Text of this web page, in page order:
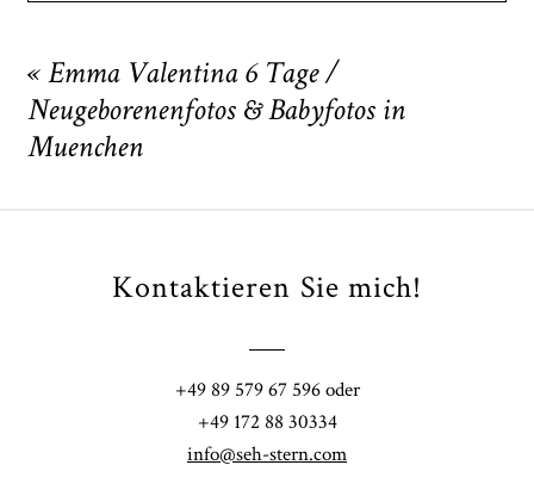
are marked *
« Emma Valentina 6 Tage /
Neugeborenenfotos & Babyfotos in
Muenchen
Kontaktieren Sie mich!
+49 89 579 67 596 oder
+49 172 88 30334
info@seh-stern.com